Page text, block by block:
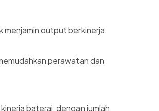
menjamin output berkinerja
perawatan dan
baterai, dengan jumlah